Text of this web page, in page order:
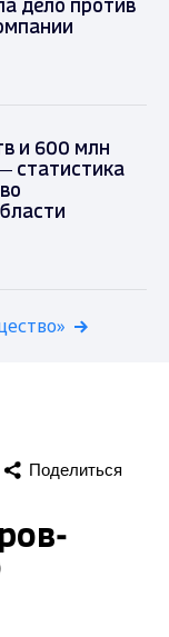
дело против
и 600 млн
статистика
Поделиться